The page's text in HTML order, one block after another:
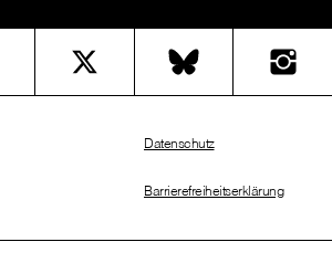
Datenschutz
Barrierefreiheitserklärung